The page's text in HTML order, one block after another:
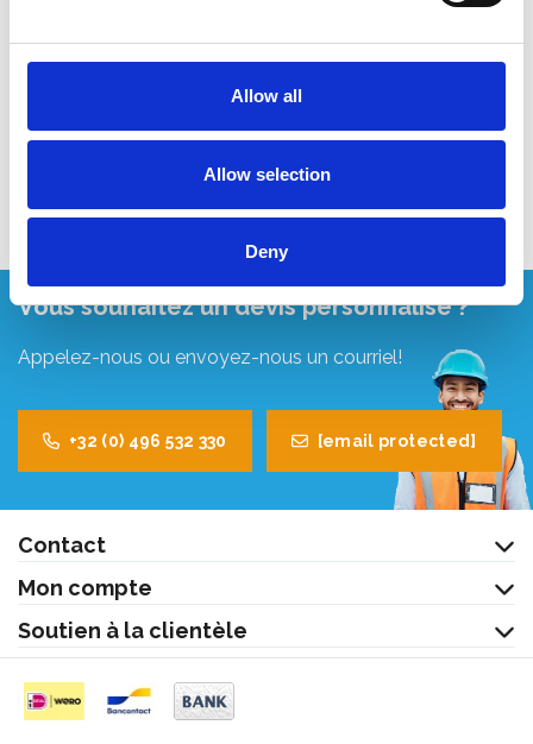
Allow all
Allow selection
Deny
AGS Pro double 75 x 190
x 9,2 m hauteur travail
HT
Afficher le produit
Vous souhaitez un devis personnalisé ?
Appelez-nous ou envoyez-nous un courriel!
+32 (0) 496 532 330 [email protected]
Contact
Mon compte
Soutien à la clientèle